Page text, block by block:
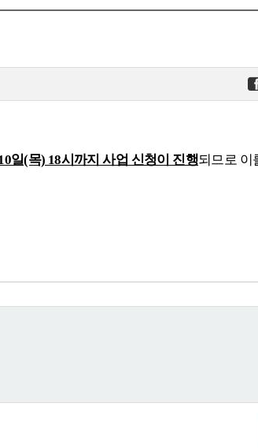
일(목) 18시까지 사업 신청이 진행되므로 이